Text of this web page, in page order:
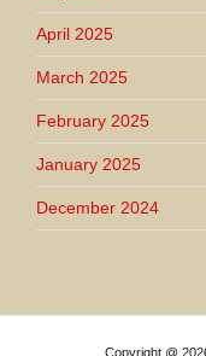
April 2025
March 2025
February 2025
January 2025
December 2024
Copyright @